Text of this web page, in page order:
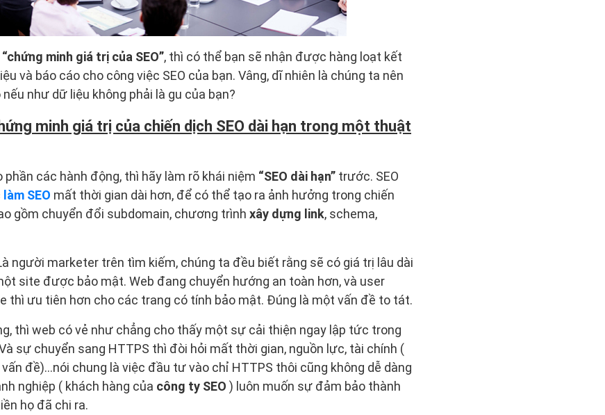
“chứng minh giá trị của SEO”, thì có thể bạn sẽ nhận được hàng loạt kết
và báo cáo cho công việc SEO của bạn. Vâng, dĩ nhiên là chúng ta nên
như dữ liệu không phải là gu của bạn?
minh giá trị của chiến dịch SEO dài hạn trong một thuật
các hành động, thì hãy làm rõ khái niệm “SEO dài hạn” trước. SEO
làm SEO mất thời gian dài hơn, để có thể tạo ra ảnh hưởng trong chiến
gồm chuyển đổi subdomain, chương trình xây dựng link, schema,
người marketer trên tìm kiếm, chúng ta đều biết rằng sẽ có giá trị lâu dài
site được bảo mật. Web đang chuyển hướng an toàn hơn, và user
thì ưu tiên hơn cho các trang có tính bảo mật. Đúng là một vấn đề to tát.
thì web có vẻ như chẳng cho thấy một sự cải thiện ngay lập tức trong
sự chuyển sang HTTPS thì đòi hỏi mất thời gian, nguồn lực, tài chính (
đề)…nói chung là việc đầu tư vào chỉ HTTPS thôi cũng không dễ dàng
nghiệp ( khách hàng của công ty SEO ) luôn muốn sự đảm bảo thành
họ đã chi ra.